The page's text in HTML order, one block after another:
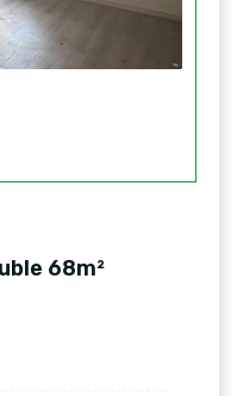
68m²